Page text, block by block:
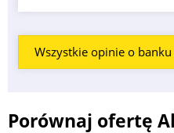
Wszystkie opinie o banku
Porównaj ofertę